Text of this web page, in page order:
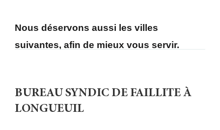
Nous déservons aussi les villes
suivantes, afin de mieux vous servir.
BUREAU SYNDIC DE FAILLITE À
LONGUEUIL